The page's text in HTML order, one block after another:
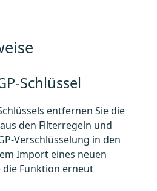
Schlüssel
entfernen Sie die
den Filterregeln und
Verschlüsselung in den
Import eines neuen
die Funktion erneut